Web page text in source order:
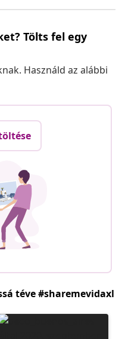
Tölts fel egy
Használd az alábbi
téve #sharemevidaxl